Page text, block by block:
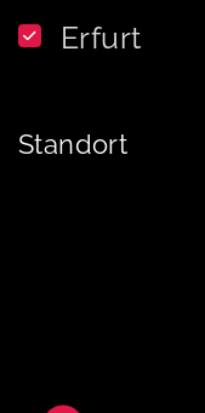
Erfurt
Standort